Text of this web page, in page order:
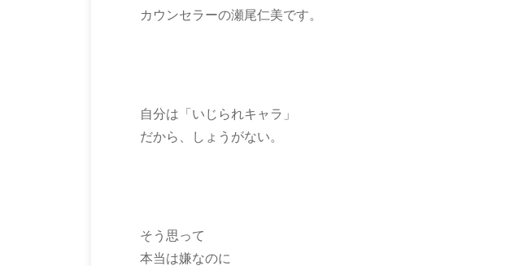
カウンセラーの瀬尾仁美です。
自分は「いじられキャラ」
だから、しょうがない。
そう思って
本当は嫌なのに